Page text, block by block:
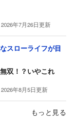
2026年7月26日更新
スローライフが目
双！？いやこれ
2026年8月5日更新
もっと見る